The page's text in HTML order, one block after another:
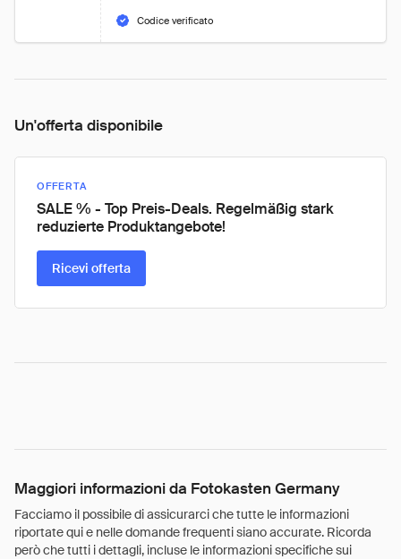
Codice verificato
Un'offerta disponibile
OFFERTA
SALE % - Top Preis-Deals. Regelmäßig stark
reduzierte Produktangebote!
Ricevi offerta
Maggiori informazioni da Fotokasten Germany
Facciamo il possibile di assicurarci che tutte le informazioni
riportate qui e nelle domande frequenti siano accurate. Ricorda
però che tutti i dettagli, incluse le informazioni specifiche sui